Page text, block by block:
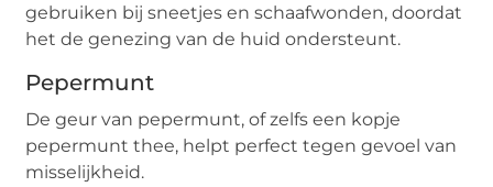
gebruiken bij sneetjes en schaafwonden, doordat
het de genezing van de huid ondersteunt.
Pepermunt
De geur van pepermunt, of zelfs een kopje
pepermunt thee, helpt perfect tegen gevoel van
misselijkheid.